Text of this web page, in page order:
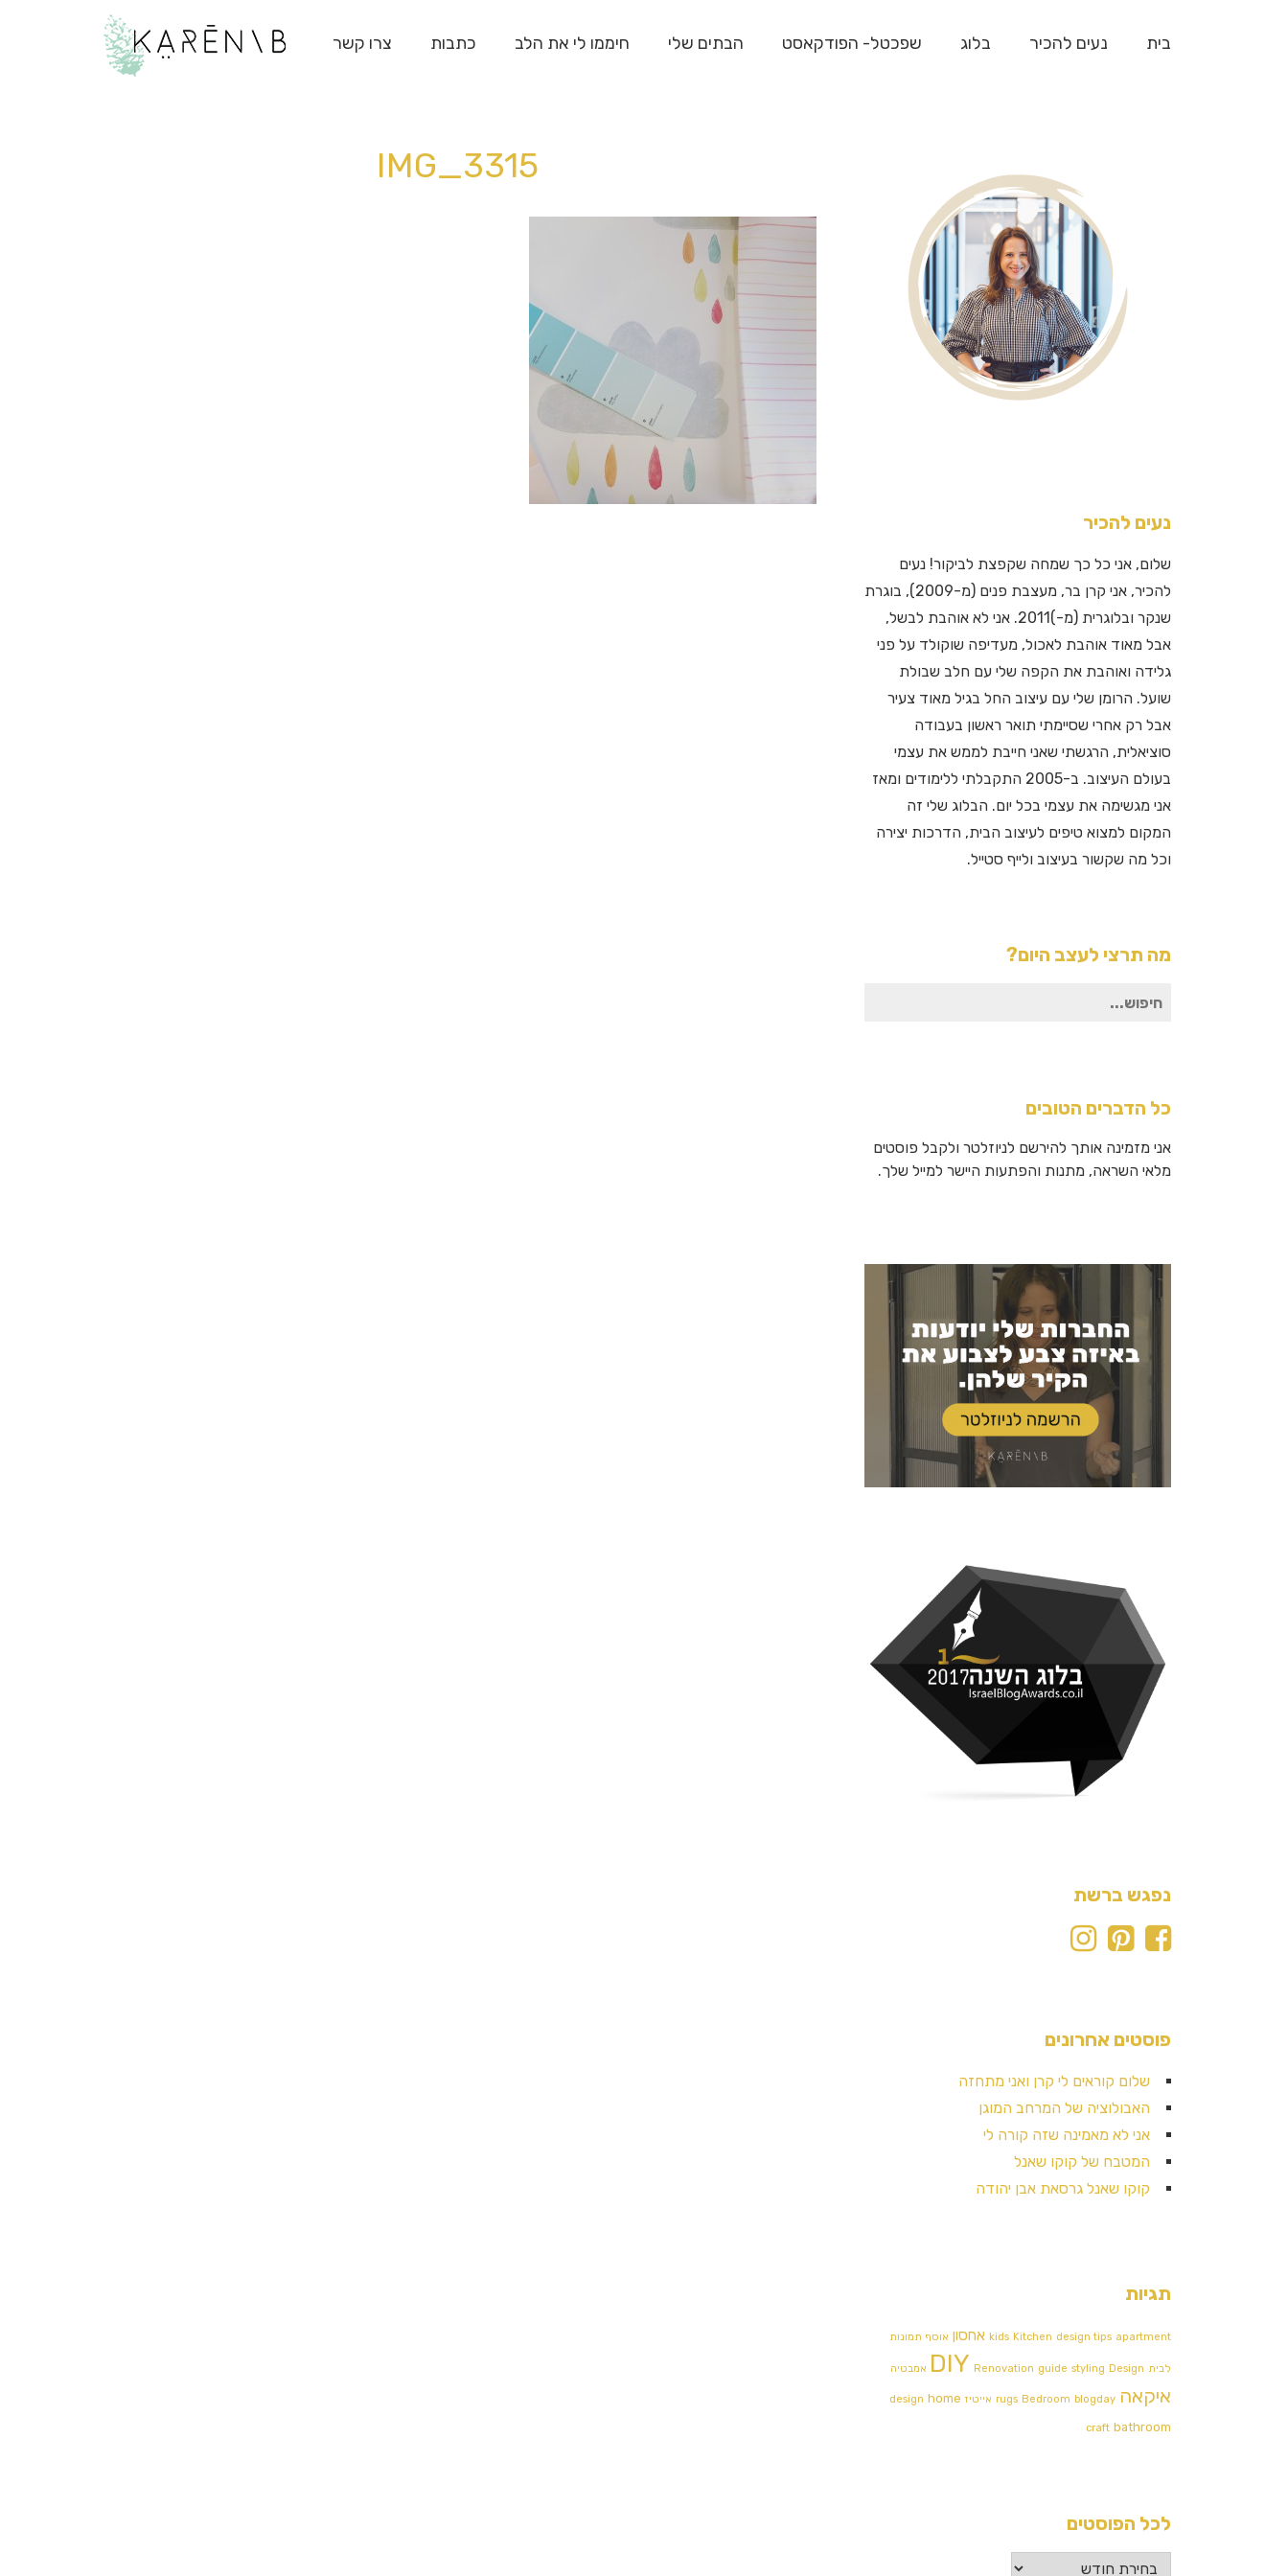
בית נעים להכיר בלוג שפכטל- הפודקאסט הבתים שלי חיממו לי את הלב כתבות צרו קשר
IMG_3315
נעים להכיר
שלום, אני כל כך שמחה שקפצת לביקור! נעים
להכיר, אני קרן בר, מעצבת פנים (מ-2009), בוגרת
שנקר ובלוגרית (מ-)2011. אני לא אוהבת לבשל,
אבל מאוד אוהבת לאכול, מעדיפה שוקולד על פני
גלידה ואוהבת את הקפה שלי עם חלב שבולת
שועל. הרומן שלי עם עיצוב החל בגיל מאוד צעיר
אבל רק אחרי שסיימתי תואר ראשון בעבודה
סוציאלית, הרגשתי שאני חייבת לממש את עצמי
בעולם העיצוב. ב-2005 התקבלתי ללימודים ומאז
אני מגשימה את עצמי בכל יום. הבלוג שלי זה
המקום למצוא טיפים לעיצוב הבית, הדרכות יצירה
וכל מה שקשור בעיצוב ולייף סטייל.
מה תרצי לעצב היום?
חיפוש
כל הדברים הטובים
אני מזמינה אותך להירשם לניוזלטר ולקבל פוסטים
מלאי השראה, מתנות והפתעות היישר למייל שלך.
נפגש ברשת
פוסטים אחרונים
שלום קוראים לי קרן ואני מתחזה
האבולוציה של המרחב המוגן
אני לא מאמינה שזה קורה לי
המטבח של קוקו שאנל
קוקו שאנל גרסאת אבן יהודה
תגיות
kids Kitchen design tips apartment אחסון אוסף תמונות
לבית DIY Renovation guide styling Design אמבטיה
איקאה rugs Bedroom blogday אייטיז design home
craft bathroom
לכל הפוסטים
לכל